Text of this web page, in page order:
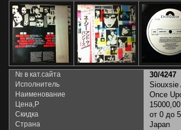
№ в кат.сайта 30/4247
Исполнитель Siouxsie
Наименование Once
Цена,Р 15000,00
Скидка от 0 до
Страна Japan